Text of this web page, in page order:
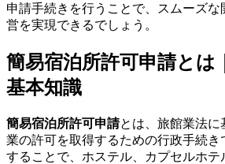
申請手続きを行うことで、スムーズ
営を実現できるでしょう。
簡易宿泊所許可申請とは
基本知識
簡易宿泊所許可申請とは、旅館業法に
業の許可を取得するための行政手続
することで、ホステル、カプセルホテ